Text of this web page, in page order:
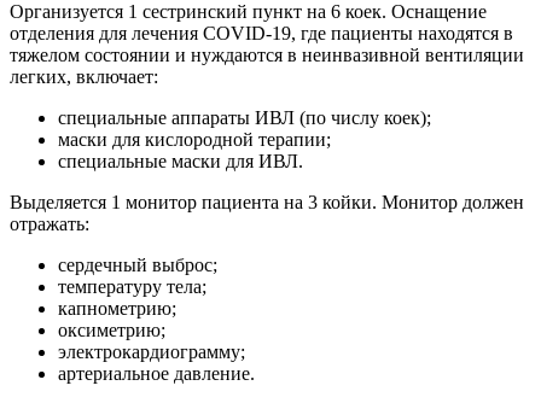
Организуется 1 сестринский пункт на 6 коек. Оснащение
отделения для лечения COVID-19, где пациенты находятся в
тяжелом состоянии и нуждаются в неинвазивной вентиляции
легких, включает:
специальные аппараты ИВЛ (по числу коек);
маски для кислородной терапии;
специальные маски для ИВЛ.
Выделяется 1 монитор пациента на 3 койки. Монитор должен
отражать:
сердечный выброс;
температуру тела;
капнометрию;
оксиметрию;
электрокардиограмму;
артериальное давление.